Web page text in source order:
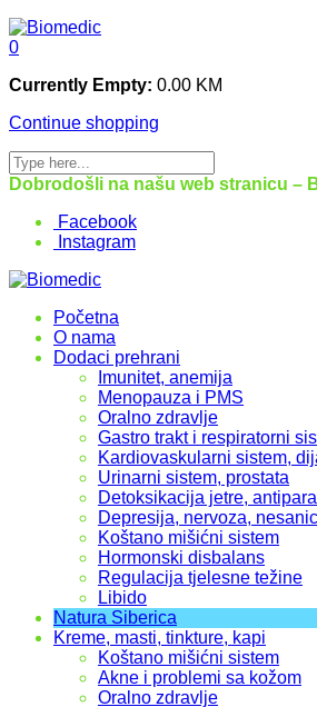
0
Currently Empty: 0.00 KM
Continue shopping
Dobrodošli na našu web stranicu –
Facebook
Instagram
Početna
O nama
Dodaci prehrani
Imunitet, anemija
Menopauza i PMS
Oralno zdravlje
Gastro trakt i respiratorni
Kardiovaskularni sistem,
Urinarni sistem, prostata
Detoksikacija jetre,
Depresija, nervoza,
Koštano mišićni sistem
Hormonski disbalans
Regulacija tjelesne težine
Libido
Natura Siberica
Kreme, masti, tinkture, kapi
Koštano mišićni sistem
Akne i problemi sa kožom
Oralno zdravlje